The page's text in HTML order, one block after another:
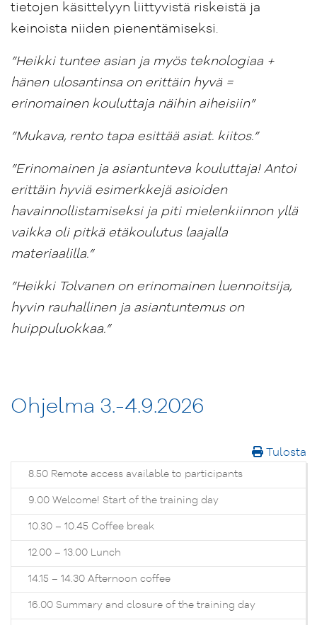
tietojen käsittelyyn liittyvistä riskeistä ja
keinoista niiden pienentämiseksi.
”Heikki tuntee asian ja myös teknologiaa +
hänen ulosantinsa on erittäin hyvä =
erinomainen kouluttaja näihin aiheisiin”
”Mukava, rento tapa esittää asiat. kiitos.”
”Erinomainen ja asiantunteva kouluttaja! Antoi
erittäin hyviä esimerkkejä asioiden
havainnollistamiseksi ja piti mielenkiinnon yllä
vaikka oli pitkä etäkoulutus laajalla
materiaalilla.”
”Heikki Tolvanen on erinomainen luennoitsija,
hyvin rauhallinen ja asiantuntemus on
huippuluokkaa.”
Ohjelma 3.-4.9.2026
Tulosta
8.50 Remote access available to participants
9.00 Welcome! Start of the training day
10.30 – 10.45 Coffee break
12.00 – 13.00 Lunch
14.15 – 14.30 Afternoon coffee
16.00 Summary and closure of the training day